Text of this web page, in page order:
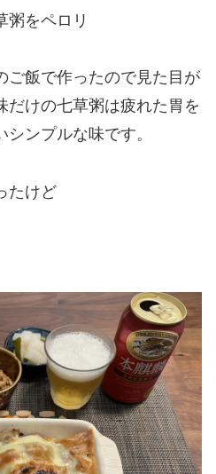
粥をペロリ
ご飯で作ったので見た目が
だけの七草粥は疲れた胃を
ンプルな味です。
たけど